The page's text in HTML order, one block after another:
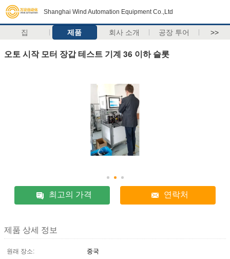
Shanghai Wind Automation Equipment Co.,Ltd
집 제품 회사 소개 공장 투어 >>
오토 시작 모터 장갑 테스트 기계 36 이하 슬롯
최고의 가격 연락처
제품 상세 정보
원래 장소:
중국